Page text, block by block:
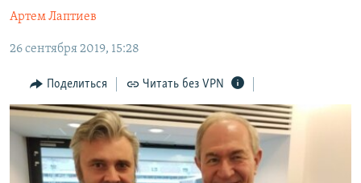
главной
навигации
Вернутся
поиску
ЕЩЕ
ИНТЕРАКТИВ
ИНФОГРАФИКА
ТЕЛЕПРОЕКТ КРЫМ.РЕАЛИИ
СОВЕТЫ ПРАВОЗАЩИТНИКОВ
ПРОПАВШИЕ БЕЗ ВЕСТИ
РАДІО СВОБОДА
КАК ОБОЙТИ БЛОКИРОВКУ
Українською
Qırımtatar
Артем Лаптиев
26 сентября 2019, 15:28
Поделиться Читать без VPN